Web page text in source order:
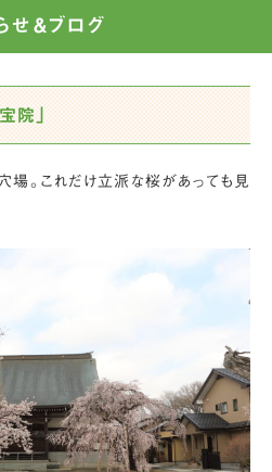
せ＆ブログ
院」
場。これだけ立派な桜があっても見